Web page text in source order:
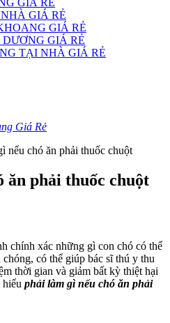
GIÁ RẺ
GIÁ RẺ
GIÁ RẺ
GIÁ RẺ
TẠI NHÀ GIÁ RẺ
Giá Rẻ
nếu chó ăn phải thuốc chuột
ăn phải thuốc chuột
chính xác những gì con chó có thể
có thể giúp bác sĩ thú y thu
thời gian và giảm bất kỳ thiệt hại
phải làm gì nếu chó ăn phải